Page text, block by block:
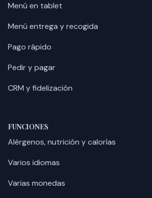
Menú en tablet
Menú entrega y recogida
Pago rápido
Pedir y pagar
CRM y fidelización
FUNCIONES
Alérgenos, nutrición y calorías
Varios idiomas
Varias monedas